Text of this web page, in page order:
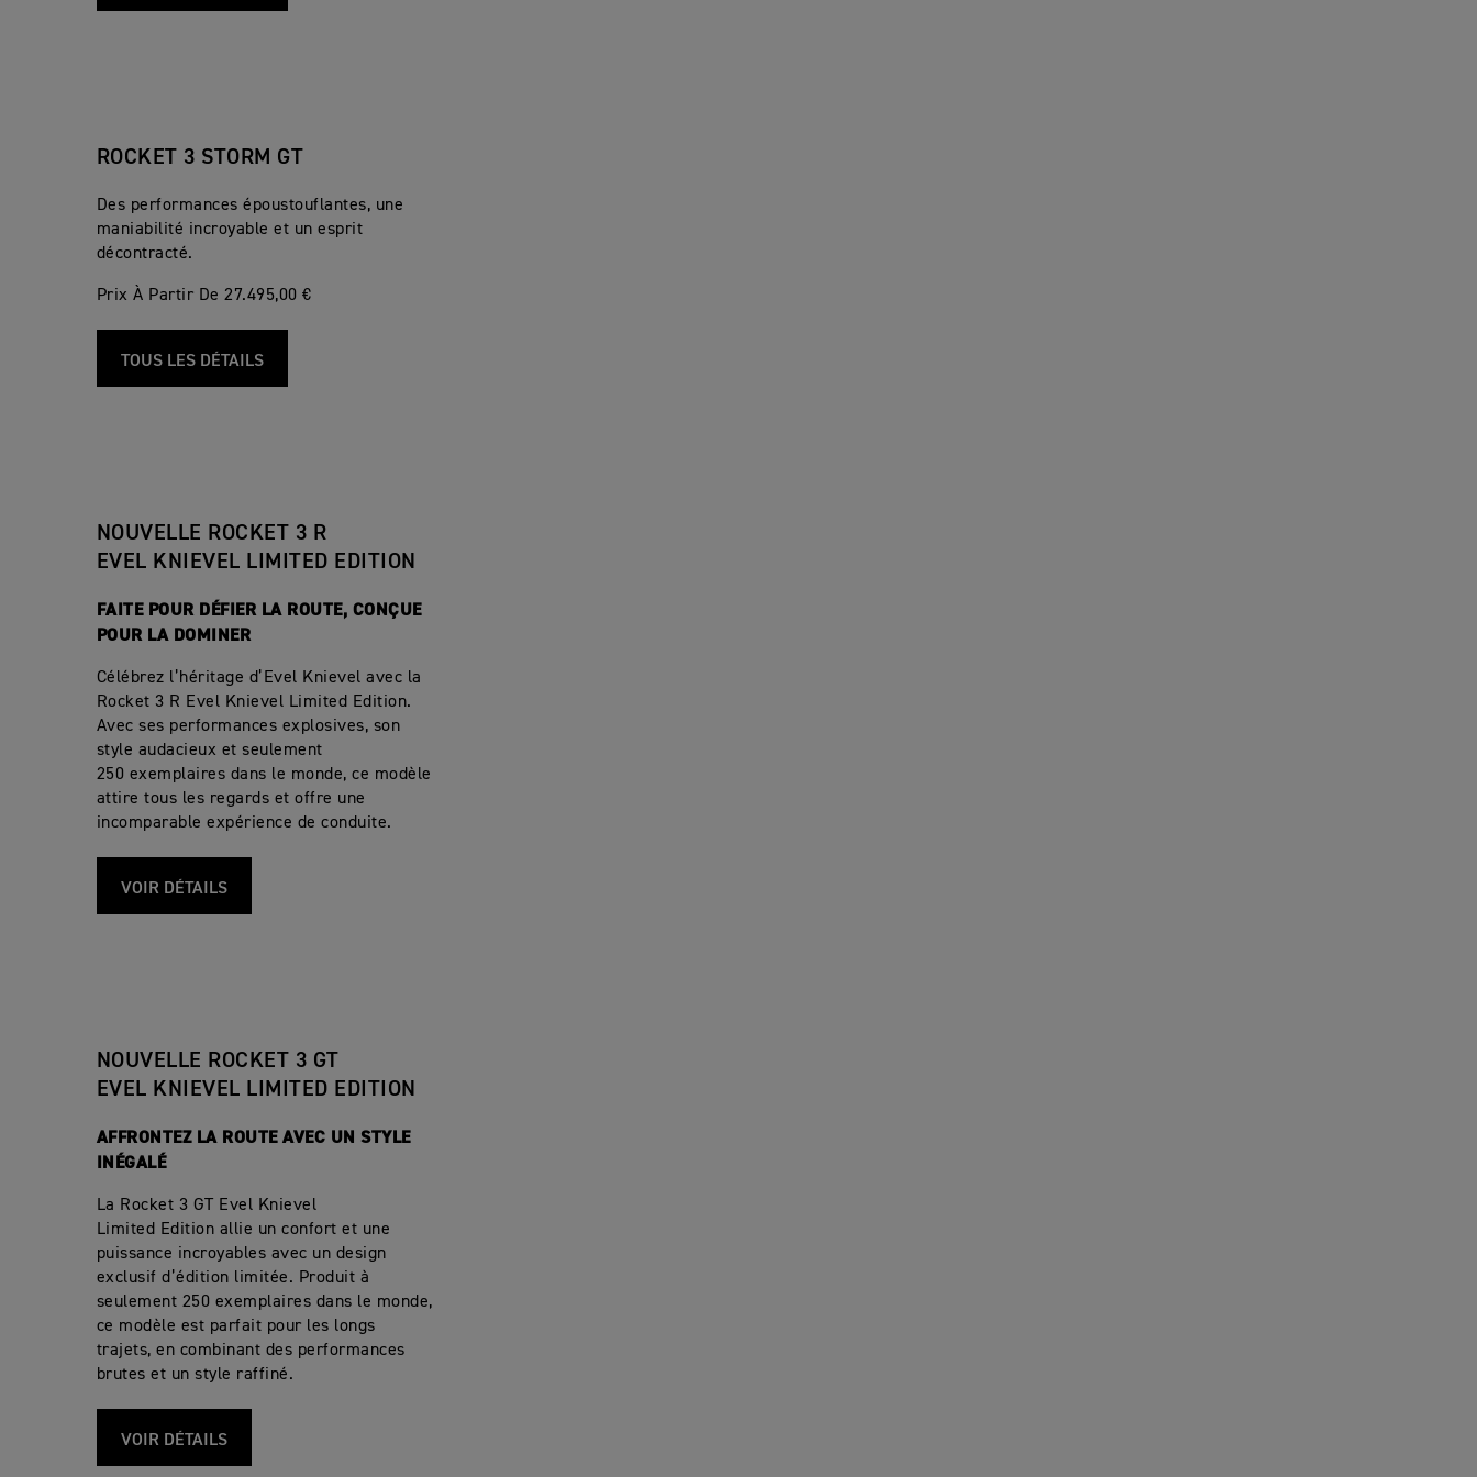
ROCKET 3 STORM GT
Des performances époustouflantes, une
maniabilité incroyable et un esprit
décontracté.
Prix À Partir De 27.495,00 €
TOUS LES DÉTAILS
NOUVELLE ROCKET 3 R
EVEL KNIEVEL LIMITED EDITION
FAITE POUR DÉFIER LA ROUTE, CONÇUE
POUR LA DOMINER
Célébrez l’héritage d’Evel Knievel avec la
Rocket 3 R Evel Knievel Limited Edition.
Avec ses performances explosives, son
style audacieux et seulement
250 exemplaires dans le monde, ce modèle
attire tous les regards et offre une
incomparable expérience de conduite.
VOIR DÉTAILS
NOUVELLE ROCKET 3 GT
EVEL KNIEVEL LIMITED EDITION
AFFRONTEZ LA ROUTE AVEC UN STYLE
INÉGALÉ
La Rocket 3 GT Evel Knievel
Limited Edition allie un confort et une
puissance incroyables avec un design
exclusif d’édition limitée. Produit à
seulement 250 exemplaires dans le monde,
ce modèle est parfait pour les longs
trajets, en combinant des performances
brutes et un style raffiné.
VOIR DÉTAILS